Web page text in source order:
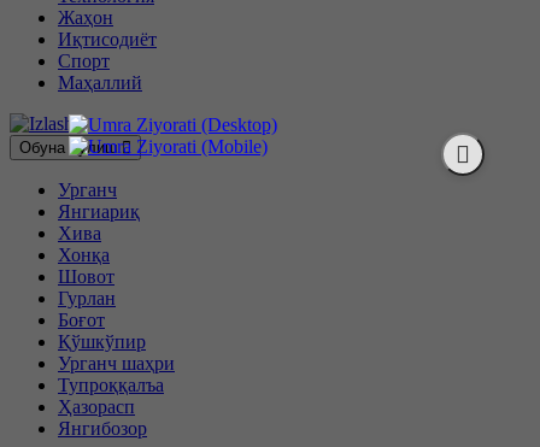
Жаҳон
Иқтисодиёт
Спорт
Маҳаллий
Обуна бўлиш
Урганч
Янгиариқ
Хива
Хонқа
Шовот
Гурлан
Боғот
Қўшкўпир
Урганч шаҳри
Тупроққалъа
Ҳазорасп
Янгибозор